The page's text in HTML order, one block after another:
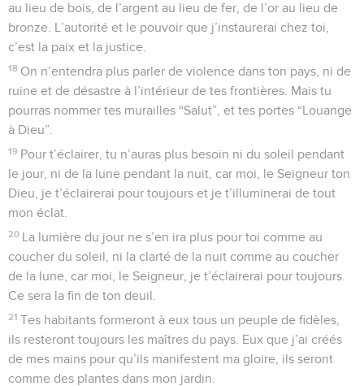
au lieu de bois, de l’argent au lieu de fer, de l’or au lieu de
bronze. L’autorité et le pouvoir que j’instaurerai chez toi,
c’est la paix et la justice.
18 On n’entendra plus parler de violence dans ton pays, ni de
ruine et de désastre à l’intérieur de tes frontières. Mais tu
pourras nommer tes murailles “Salut”, et tes portes “Louange
à Dieu”.
19 Pour t’éclairer, tu n’auras plus besoin ni du soleil pendant
le jour, ni de la lune pendant la nuit, car moi, le Seigneur ton
Dieu, je t’éclairerai pour toujours et je t’illuminerai de tout
mon éclat.
20 La lumière du jour ne s’en ira plus pour toi comme au
coucher du soleil, ni la clarté de la nuit comme au coucher
de la lune, car moi, le Seigneur, je t’éclairerai pour toujours.
Ce sera la fin de ton deuil.
21 Tes habitants formeront à eux tous un peuple de fidèles,
ils resteront toujours les maîtres du pays. Eux que j’ai créés
de mes mains pour qu’ils manifestent ma gloire, ils seront
comme des plantes dans mon jardin.